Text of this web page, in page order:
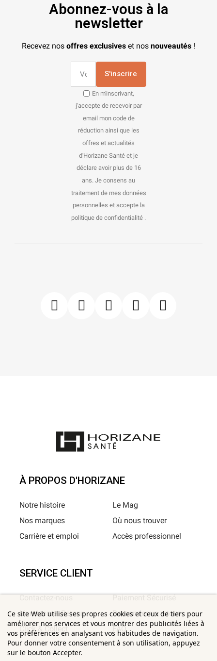
Abonnez-vous à la
newsletter
Recevez nos offres exclusives et nos nouveautés !
S'inscrire
En m'inscrivant,
j'accepte de recevoir par
email mon code de
réduction ainsi que les
offres et actualités
d'Horizane Santé et je
déclare avoir plus de 16
ans. Je consens au
traitement de mes données
personnelles et accepte la
politique de confidentialité .
Ce site Web utilise ses propres cookies et ceux de tiers pour
améliorer nos services et vous montrer des publicités liées à
vos préférences en analysant vos habitudes de navigation.
Pour donner votre consentement à son utilisation, appuyez
sur le bouton Accepter.
À PROPOS D'HORIZANE
Notre histoire
Nos marques
Carrière et emploi
Le Mag
Où nous trouver
Accès professionnel
SERVICE CLIENT
Contactez-nous
Livraison et Retour
Click & Collect
Paiement Sécurisé
Demander un retour
FAQ